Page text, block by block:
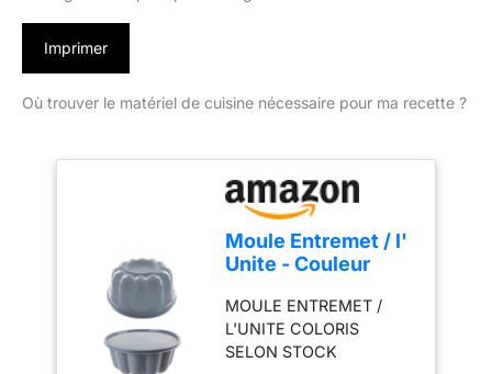
Imprimer
Où trouver le matériel de cuisine nécessaire pour ma recette ?
Moule Entremet / l'
Unite - Couleur
MOULE ENTREMET /
L'UNITE COLORIS
SELON STOCK